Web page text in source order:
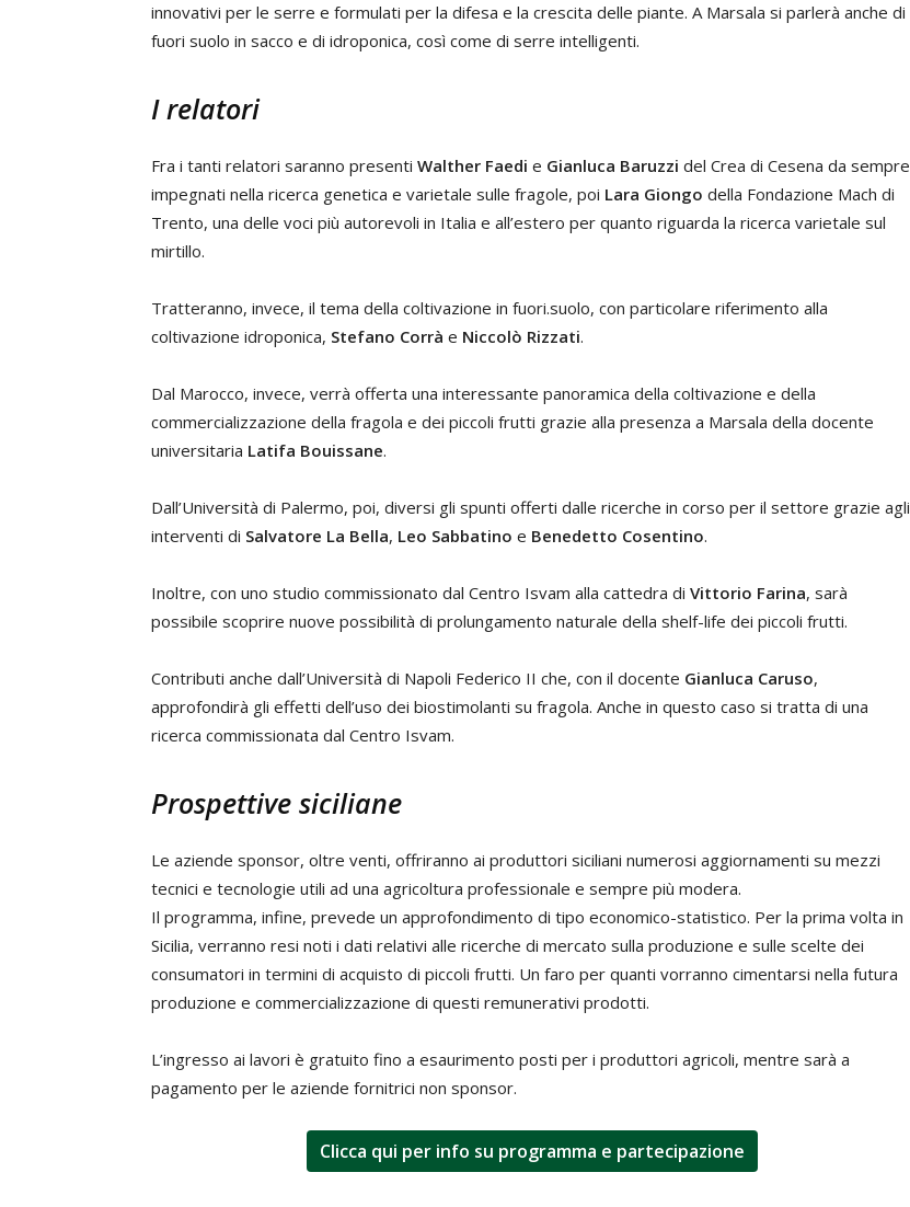
innovativi per le serre e formulati per la difesa e la crescita delle piante. A Marsala si parlerà anche di
fuori suolo in sacco e di idroponica, così come di serre intelligenti.
I relatori
Fra i tanti relatori saranno presenti Walther Faedi e Gianluca Baruzzi del Crea di Cesena da sempre
impegnati nella ricerca genetica e varietale sulle fragole, poi Lara Giongo della Fondazione Mach di
Trento, una delle voci più autorevoli in Italia e all’estero per quanto riguarda la ricerca varietale sul
mirtillo.
Tratteranno, invece, il tema della coltivazione in fuori.suolo, con particolare riferimento alla
coltivazione idroponica, Stefano Corrà e Niccolò Rizzati.
Dal Marocco, invece, verrà offerta una interessante panoramica della coltivazione e della
commercializzazione della fragola e dei piccoli frutti grazie alla presenza a Marsala della docente
universitaria Latifa Bouissane.
Dall’Università di Palermo, poi, diversi gli spunti offerti dalle ricerche in corso per il settore grazie agli
interventi di Salvatore La Bella, Leo Sabbatino e Benedetto Cosentino.
Inoltre, con uno studio commissionato dal Centro Isvam alla cattedra di Vittorio Farina, sarà
possibile scoprire nuove possibilità di prolungamento naturale della shelf-life dei piccoli frutti.
Contributi anche dall’Università di Napoli Federico II che, con il docente Gianluca Caruso,
approfondirà gli effetti dell’uso dei biostimolanti su fragola. Anche in questo caso si tratta di una
ricerca commissionata dal Centro Isvam.
Prospettive siciliane
Le aziende sponsor, oltre venti, offriranno ai produttori siciliani numerosi aggiornamenti su mezzi
tecnici e tecnologie utili ad una agricoltura professionale e sempre più modera.
Il programma, infine, prevede un approfondimento di tipo economico-statistico. Per la prima volta in
Sicilia, verranno resi noti i dati relativi alle ricerche di mercato sulla produzione e sulle scelte dei
consumatori in termini di acquisto di piccoli frutti. Un faro per quanti vorranno cimentarsi nella futura
produzione e commercializzazione di questi remunerativi prodotti.
L’ingresso ai lavori è gratuito fino a esaurimento posti per i produttori agricoli, mentre sarà a
pagamento per le aziende fornitrici non sponsor.
Clicca qui per info su programma e partecipazione